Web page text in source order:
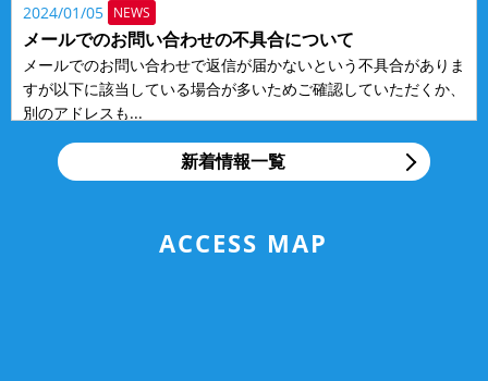
2024/01/05 NEWS
メールでのお問い合わせの不具合について
メールでのお問い合わせで返信が届かないという不具合がありま
すが以下に該当している場合が多いためご確認していただくか、
別のアドレスも...
2018/12/20
タイヤ交換お急ぎください！
新着情報一覧
ACCESS MAP